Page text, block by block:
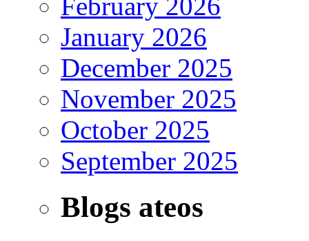
February 2026
January 2026
December 2025
November 2025
October 2025
September 2025
Blogs ateos